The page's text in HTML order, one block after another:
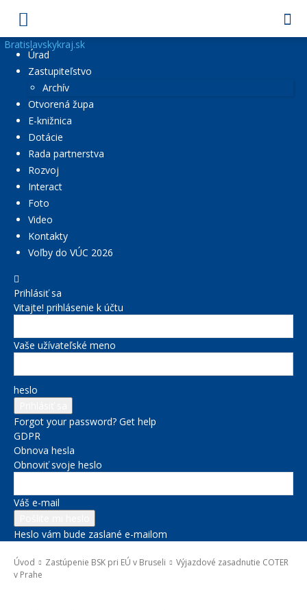
Bratislavskykraj.sk
Úrad
Zastupiteľstvo
Archív
Otvorená župa
E-knižnica
Dotácie
Rada partnerstva
Rozvoj
Interact
Foto
Video
Kontakty
Voľby do VÚC 2026
Prihlásiť sa
Vitajte! prihlásenie k účtu
Vaše užívateľské meno
heslo
Forgot your password? Get help
GDPR
Obnova hesla
Obnoviť svoje heslo
Váš e-mail
Heslo vám bude zaslané e-mailom
Úvod Zastúpenie BSK pri EÚ v Bruseli
Výjazdové zasadnutie COTER
v Prahe